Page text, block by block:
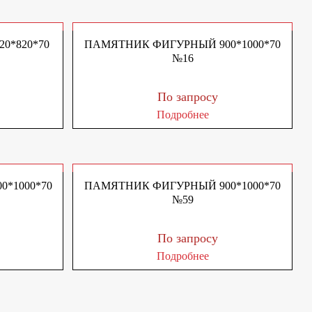
ПАМЯТНИК ФИГУРНЫЙ 900*1000*70
№16
По запросу
Подробнее
ПАМЯТНИК ФИГУРНЫЙ 900*1000*70
№59
По запросу
Подробнее